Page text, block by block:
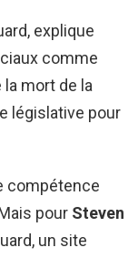
explique
comme
mort de la
législative pour
compétence
pour Steven
un site